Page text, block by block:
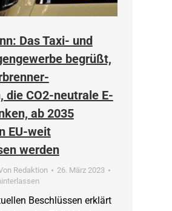
Das Taxi- und
begrüßt,
die CO2-neutrale E-
ab 2035
EU-weit
werden
Redaktion
26. März 2023
Beschlüssen erklärt